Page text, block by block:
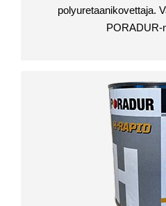
polyuretaanikovettaja.
PORADUR-